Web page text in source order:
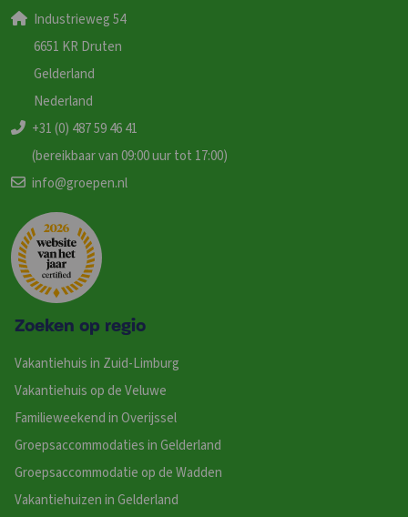
Industrieweg 54
6651 KR Druten
Gelderland
Nederland
+31 (0) 487 59 46 41
(bereikbaar van 09:00 uur tot 17:00)
info@groepen.nl
Zoeken op regio
Vakantiehuis in Zuid-Limburg
Vakantiehuis op de Veluwe
Familieweekend in Overijssel
Groepsaccommodaties in Gelderland
Groepsaccommodatie op de Wadden
Vakantiehuizen in Gelderland